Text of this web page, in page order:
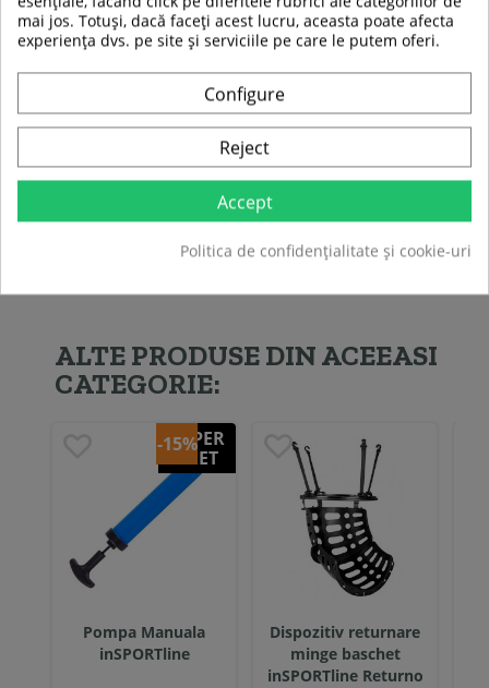
Inaltime
148 cm
Stalp panou
Culoare
Negru
Sport
Baschet
Fiti primul care isi scrie parerea !
ALTE PRODUSE DIN ACEEASI
CATEGORIE:
SUPER
PRET
-15%
Pompa Manuala
inSPORTline
Dispozitiv returnare
minge baschet
inSPORTline Returno
mai jos. Totuși, dacă faceți acest lucru, aceasta poate afecta
experiența dvs. pe site și serviciile pe care le putem oferi.
Configure
Reject
Accept
Politica de confidențialitate și cookie-uri